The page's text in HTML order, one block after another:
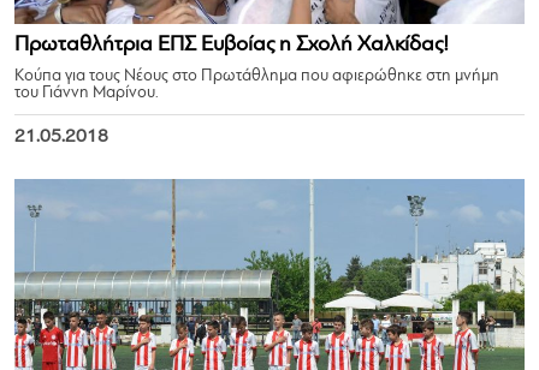
Πρωταθλήτρια ΕΠΣ Ευβοίας η Σχολή Χαλκίδας!
Κούπα για τους Νέους στο Πρωτάθλημα που αφιερώθηκε στη μνήμη
του Γιάννη Μαρίνου.
21.05.2018